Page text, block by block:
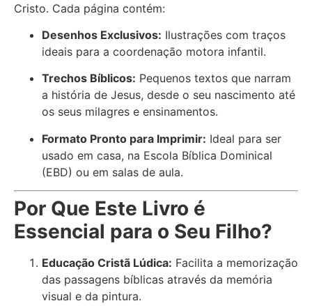
Cristo. Cada página contém:
Desenhos Exclusivos: Ilustrações com traços
ideais para a coordenação motora infantil.
Trechos Bíblicos: Pequenos textos que narram
a história de Jesus, desde o seu nascimento até
os seus milagres e ensinamentos.
Formato Pronto para Imprimir: Ideal para ser
usado em casa, na Escola Bíblica Dominical
(EBD) ou em salas de aula.
Por Que Este Livro é
Essencial para o Seu Filho?
Educação Cristã Lúdica: Facilita a memorização
das passagens bíblicas através da memória
visual e da pintura.